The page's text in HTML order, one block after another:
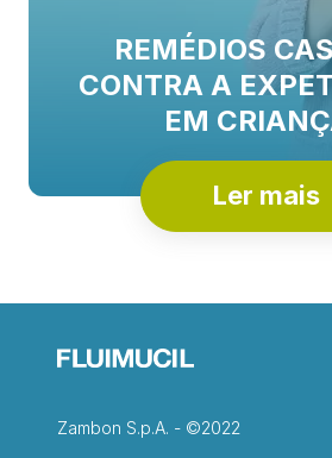
REMÉDIOS
CONTRA A
EM
Ler mais
Zambon S.p.A. - ©2022